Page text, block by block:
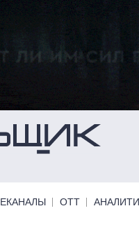
ОТТ